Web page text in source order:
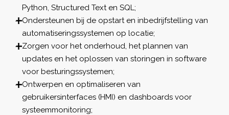
Python, Structured Text en SQL;
Ondersteunen bij de opstart en inbedrijfstelling van
automatiseringssystemen op locatie;
Zorgen voor het onderhoud, het plannen van
updates en het oplossen van storingen in software
voor besturingssystemen;
Ontwerpen en optimaliseren van
gebruikersinterfaces (HMI) en dashboards voor
systeemmonitoring;